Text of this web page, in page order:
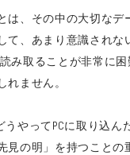
、その中の大切な
、あまり意識され
み取ることが非常に
ません。
やってPCに取り込
の明」を持つことの